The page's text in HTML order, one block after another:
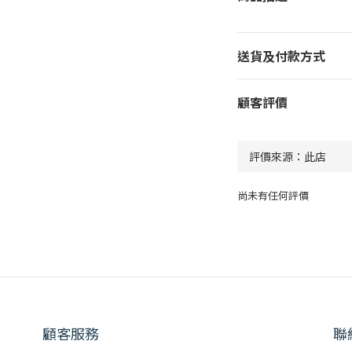
送貨及付款方式
顧客評價
尚未有任何評價
顧客服務 聯